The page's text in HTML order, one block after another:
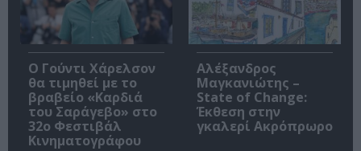
Ο Γούντι Χάρελσον
θα τιμηθεί με το
βραβείο «Καρδιά
του Σαράγεβο» στο
32ο Φεστιβάλ
Κινηματογράφου
Αλέξανδρος
Μαγκανιώτης –
State of Change:
Έκθεση στην
γκαλερί Ακρόπρωρο